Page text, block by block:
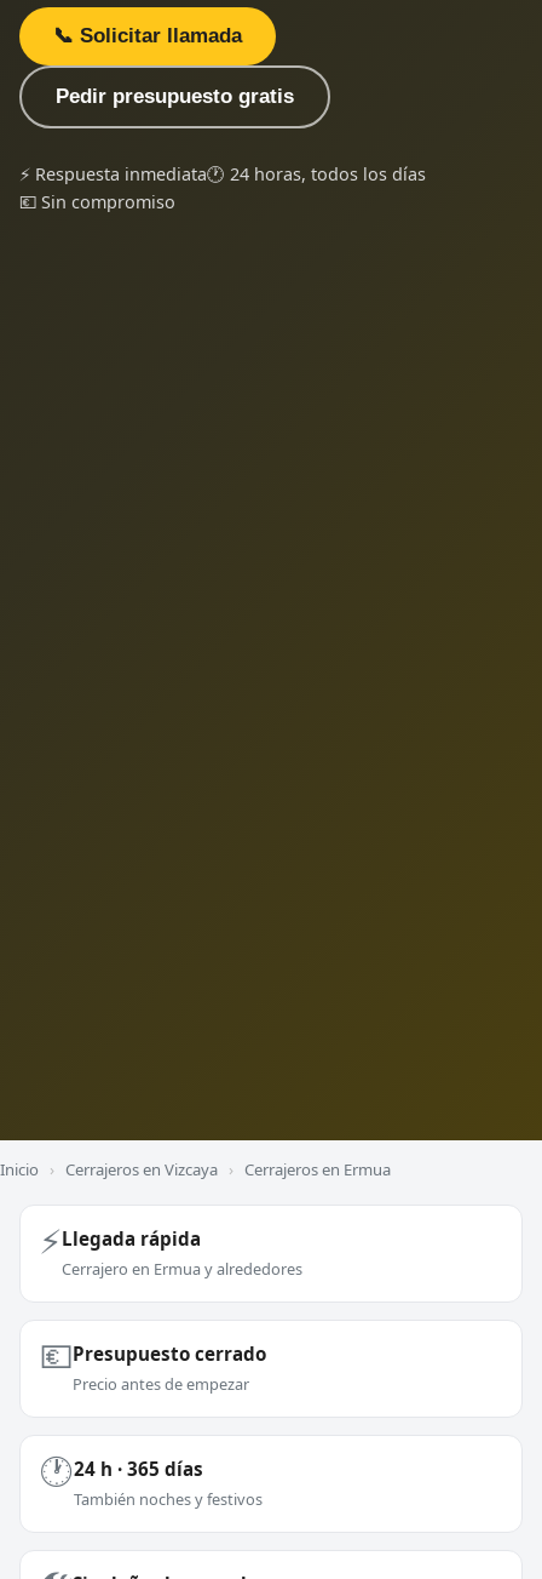
📞 Solicitar llamada
Pedir presupuesto gratis
⚡ Respuesta inmediata🕐 24 horas, todos los días
💶 Sin compromiso
Inicio › Cerrajeros en Vizcaya › Cerrajeros en Ermua
⚡Llegada rápida
Cerrajero en Ermua y alrededores
💶Presupuesto cerrado
Precio antes de empezar
🕐24 h · 365 días
También noches y festivos